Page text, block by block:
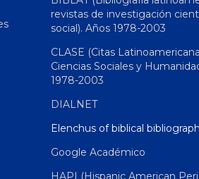
revistas de investigación
social). Años 1978-2003
CLASE (Citas
Ciencias Sociales y
1978-2003
DIALNET
Elenchus of biblical
Google Académico
HAPI (Hispanic American